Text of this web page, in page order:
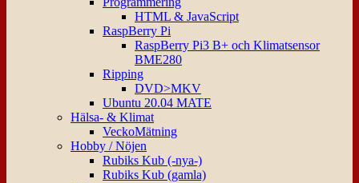
HTML & JavaScript
RaspBerry Pi
RaspBerry Pi3 B+ och Klimatsensor
BME280
Ripping
DVD>MKV
Ubuntu 20.04 MATE
Hälsa- & Klimat
VeckoMätning
Hobby / Nöjen
Rubiks Kub (-nya-)
Rubiks Kub (gamla)